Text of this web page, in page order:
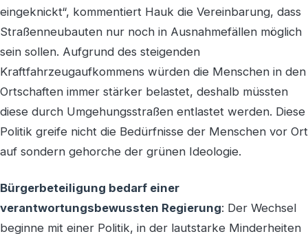
eingeknickt“, kommentiert Hauk die Vereinbarung, dass
Straßenneubauten nur noch in Ausnahmefällen möglich
sein sollen. Aufgrund des steigenden
Kraftfahrzeugaufkommens würden die Menschen in den
Ortschaften immer stärker belastet, deshalb müssten
diese durch Umgehungsstraßen entlastet werden. Diese
Politik greife nicht die Bedürfnisse der Menschen vor Ort
auf sondern gehorche der grünen Ideologie.
Bürgerbeteiligung bedarf einer
verantwortungsbewussten Regierung: Der Wechsel
beginne mit einer Politik, in der lautstarke Minderheiten